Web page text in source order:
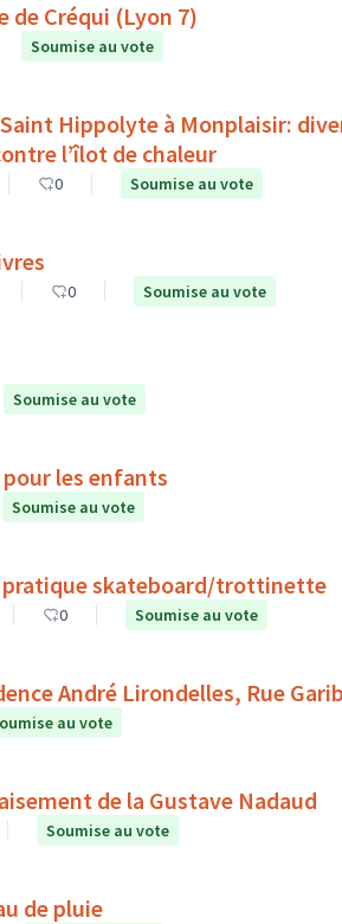
de Créqui (Lyon 7)
Soumise au vote
Hippolyte à Monplaisir:
l’îlot de chaleur
0 Soumise au vote
0 Soumise au vote
Soumise au vote
pour les enfants
Soumise au vote
skateboard/trottinette
0 Soumise au vote
André Lirondelles, Rue
au vote
de la Gustave Nadaud
Soumise au vote
de pluie